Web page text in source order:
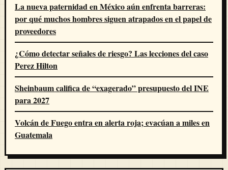
La nueva paternidad en México aún enfrenta barreras:
por qué muchos hombres siguen atrapados en el papel de
proveedores
¿Cómo detectar señales de riesgo? Las lecciones del caso
Perez Hilton
Sheinbaum califica de “exagerado” presupuesto del INE
para 2027
Volcán de Fuego entra en alerta roja; evacúan a miles en
Guatemala